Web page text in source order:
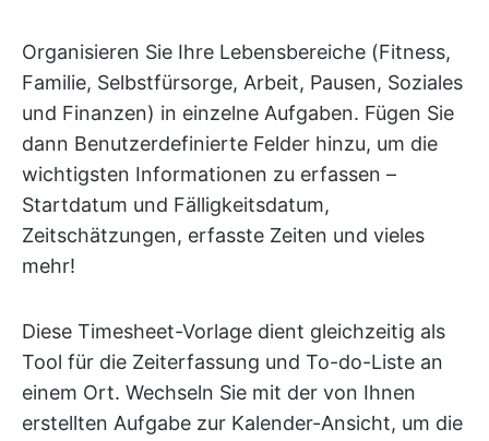
Organisieren Sie Ihre Lebensbereiche (Fitness,
Familie, Selbstfürsorge, Arbeit, Pausen, Soziales
und Finanzen) in einzelne Aufgaben. Fügen Sie
dann Benutzerdefinierte Felder hinzu, um die
wichtigsten Informationen zu erfassen –
Startdatum und Fälligkeitsdatum,
Zeitschätzungen, erfasste Zeiten und vieles
mehr!
Diese Timesheet-Vorlage dient gleichzeitig als
Tool für die Zeiterfassung und To-do-Liste an
einem Ort. Wechseln Sie mit der von Ihnen
erstellten Aufgabe zur Kalender-Ansicht, um die